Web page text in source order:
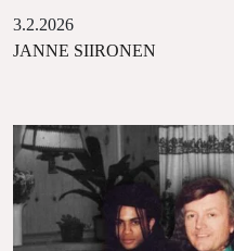
3.2.2026
JANNE SIIRONEN